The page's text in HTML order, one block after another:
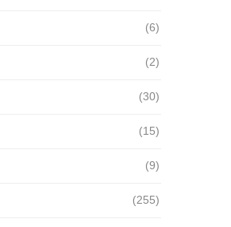
(6)
(2)
(30)
(15)
(9)
(255)